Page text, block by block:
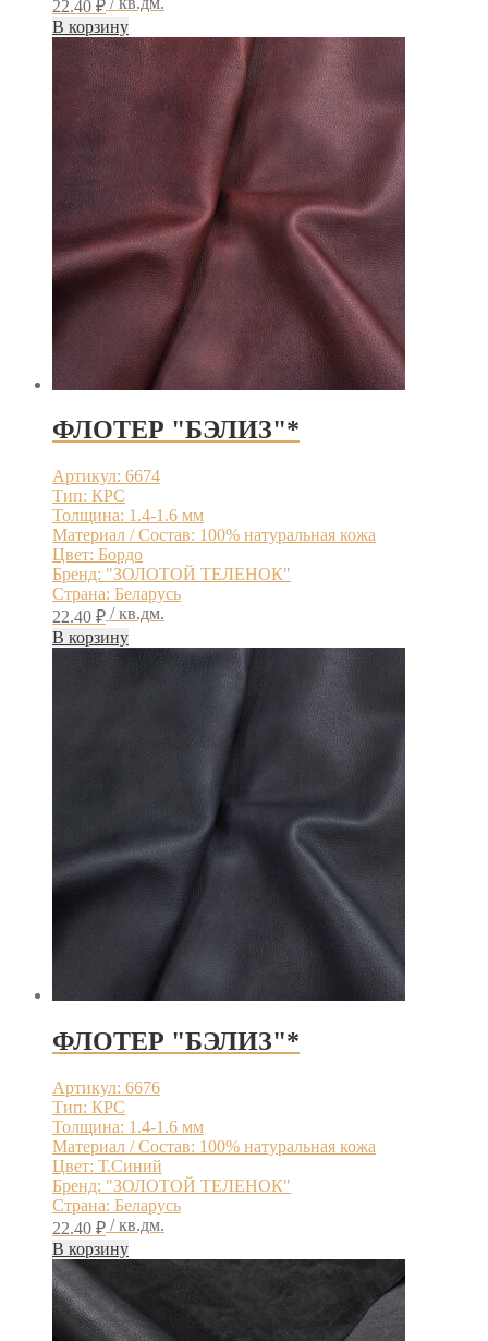
22.40 ₽
В корзину
ФЛОТЕР "БЭЛИЗ"*
Артикул: 6674
Тип: КРС
Толщина: 1.4-1.6 мм
Материал / Состав: 100% натуральная кожа
Цвет: Бордо
Бренд: "ЗОЛОТОЙ ТЕЛЕНОК"
Страна: Беларусь
22.40 ₽ / кв.дм.
В корзину
ФЛОТЕР "БЭЛИЗ"*
Артикул: 6676
Тип: КРС
Толщина: 1.4-1.6 мм
Материал / Состав: 100% натуральная кожа
Цвет: Т.Синий
Бренд: "ЗОЛОТОЙ ТЕЛЕНОК"
Страна: Беларусь
22.40 ₽ / кв.дм.
В корзину